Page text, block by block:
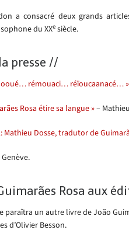
a consacré deux grands
du XXe siècle.
presse //
rémouaci… réïoucaanacé… »
Rosa étire sa langue »–
Mathieu Dosse, tradutor de
Rosa aux
paraîtra un autre livre de João
d’Olivier Besson.